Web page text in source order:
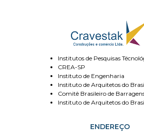
Institutos de Pesquisas
CREA-SP
Instituto de Engenharia
Instituto de Arquitetos do
Comitê Brasileiro de
Instituto de Arquitetos do
ENDEREÇO